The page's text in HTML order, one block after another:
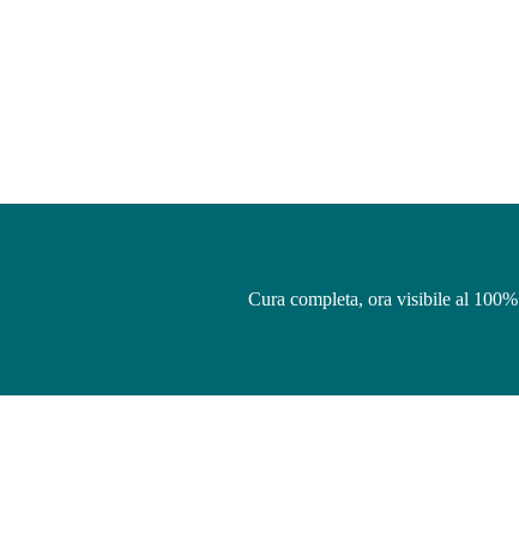
Cura completa, ora visibile al 100%